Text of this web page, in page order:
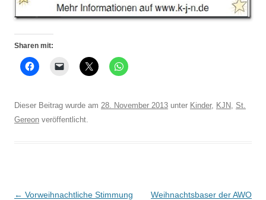
Sharen mit:
Dieser Beitrag wurde am 28. November 2013 unter Kinder, KJN, St.
Gereon veröffentlicht.
Beitrags-
← Vorweihnachtliche Stimmung
Weihnachtsbaser der AWO